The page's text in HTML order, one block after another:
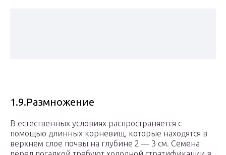
1.9.Размножение
В естественных условиях распространяется с
помощью длинных корневищ, которые находятся в
верхнем слое почвы на глубине 2 — 3 см. Семена